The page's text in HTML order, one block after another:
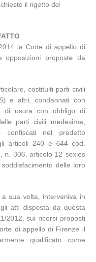
il rigetto del
la Corte di appello di
opposizioni proposte da
costituiti parti civili
e altri, condannati con
di usura con obbligo di
parti civili medesime,
nel predetto
articoli 240 e 644 cod.
n. 306, articolo 12 sexies
delle loro
a sua volta, interveniva in
atti disposta da questa
2012, sui ricorsi proposti
di appello di Firenze il
qualificato come